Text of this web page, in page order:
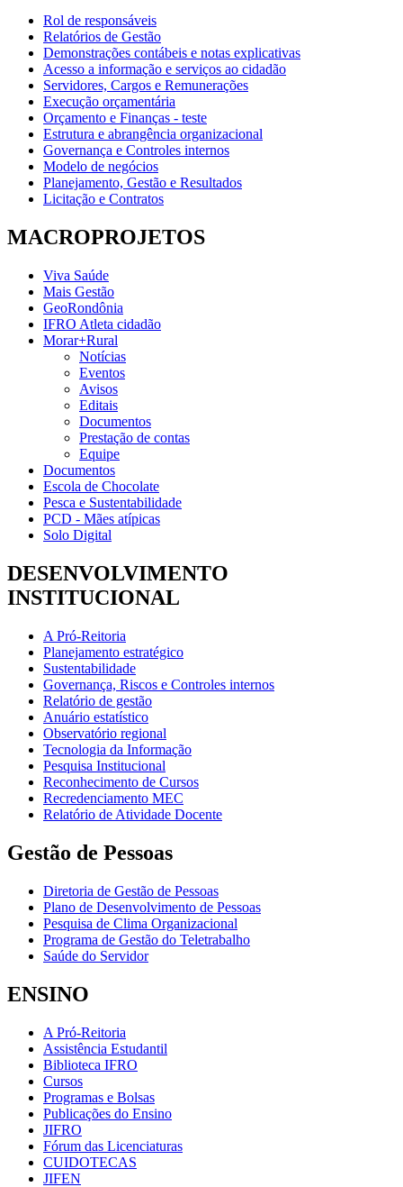
Rol de responsáveis
Relatórios de Gestão
Demonstrações contábeis e notas explicativas
Acesso a informação e serviços ao cidadão
Servidores, Cargos e Remunerações
Execução orçamentária
Orçamento e Finanças - teste
Estrutura e abrangência organizacional
Governança e Controles internos
Modelo de negócios
Planejamento, Gestão e Resultados
Licitação e Contratos
MACROPROJETOS
Viva Saúde
Mais Gestão
GeoRondônia
IFRO Atleta cidadão
Morar+Rural
Notícias
Eventos
Avisos
Editais
Documentos
Prestação de contas
Equipe
Documentos
Escola de Chocolate
Pesca e Sustentabilidade
PCD - Mães atípicas
Solo Digital
DESENVOLVIMENTO
INSTITUCIONAL
A Pró-Reitoria
Planejamento estratégico
Sustentabilidade
Governança, Riscos e Controles internos
Relatório de gestão
Anuário estatístico
Observatório regional
Tecnologia da Informação
Pesquisa Institucional
Reconhecimento de Cursos
Recredenciamento MEC
Relatório de Atividade Docente
Gestão de Pessoas
Diretoria de Gestão de Pessoas
Plano de Desenvolvimento de Pessoas
Pesquisa de Clima Organizacional
Programa de Gestão do Teletrabalho
Saúde do Servidor
ENSINO
A Pró-Reitoria
Assistência Estudantil
Biblioteca IFRO
Cursos
Programas e Bolsas
Publicações do Ensino
JIFRO
Fórum das Licenciaturas
CUIDOTECAS
JIFEN